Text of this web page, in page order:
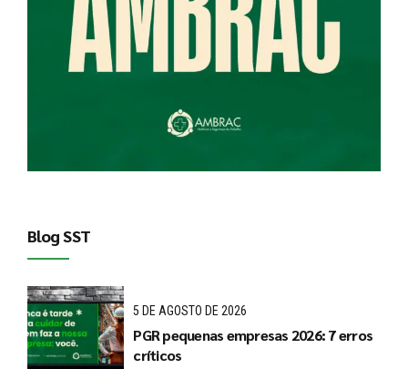
Blog SST
5 DE AGOSTO DE 2026
PGR pequenas empresas 2026: 7 erros
críticos